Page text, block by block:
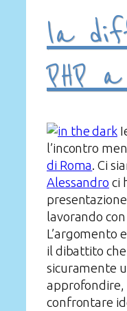
la
PHP
l’incontro
di Roma . Ci
Alessandro ci
lavorando con
L’argomento
il dibattito
sicuramente
approfondire,
confrontare